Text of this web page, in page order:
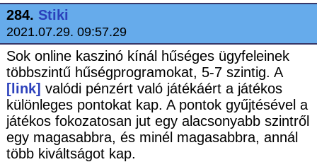
284. Stiki
2021.07.29. 09:57.29
Sok online kaszinó kínál hűséges ügyfeleinek
többszintű hűségprogramokat, 5-7 szintig. A
[link] valódi pénzért való játékáért a játékos
különleges pontokat kap. A pontok gyűjtésével a
játékos fokozatosan jut egy alacsonyabb szintről
egy magasabbra, és minél magasabbra, annál
több kiváltságot kap.